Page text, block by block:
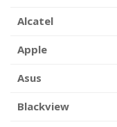
Alcatel
Apple
Asus
Blackview